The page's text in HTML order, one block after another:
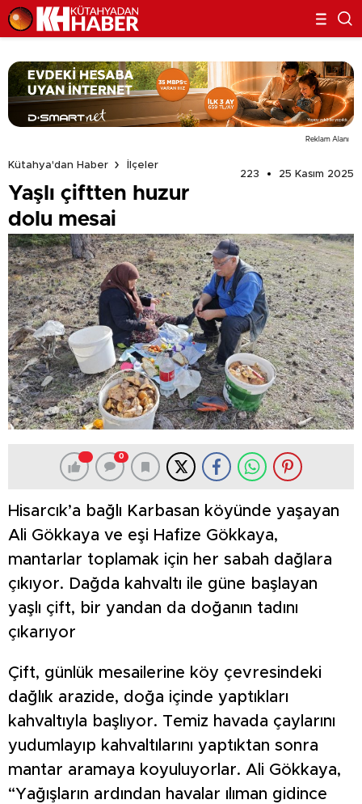
Reklam Alanı
Kütahya'dan Haber
İlçeler
223
25 Kasım 2025
Yaşlı çiftten huzur
dolu mesai
0
Hisarcık’a bağlı Karbasan köyünde yaşayan
Ali Gökkaya ve eşi Hafize Gökkaya,
mantarlar toplamak için her sabah dağlara
çıkıyor. Dağda kahvaltı ile güne başlayan
yaşlı çift, bir yandan da doğanın tadını
çıkarıyor
Çift, günlük mesailerine köy çevresindeki
dağlık arazide, doğa içinde yaptıkları
kahvaltıyla başlıyor. Temiz havada çaylarını
yudumlayıp kahvaltılarını yaptıktan sonra
mantar aramaya koyuluyorlar. Ali Gökkaya,
“Yağışların ardından havalar ılıman gidince